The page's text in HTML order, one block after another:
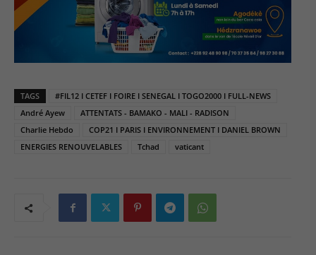
TAGS
#FIL12 Ι CETEF Ι FOIRE Ι SENEGAL Ι TOGO2000 Ι FULL-NEWS
André Ayew
ATTENTATS - BAMAKO - MALI - RADISON
Charlie Hebdo
COP21 I PARIS I ENVIRONNEMENT I DANIEL BROWN
ENERGIES RENOUVELABLES
Tchad vaticant